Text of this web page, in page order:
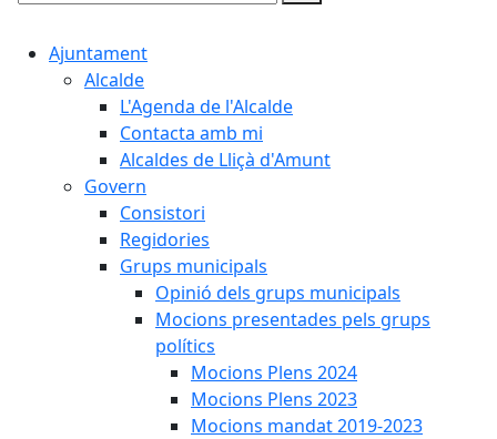
Cercar:
Ajuntament
Alcalde
L'Agenda de l'Alcalde
Contacta amb mi
Alcaldes de Lliçà d'Amunt
Govern
Consistori
Regidories
Grups municipals
Opinió dels grups municipals
Mocions presentades pels grups
polítics
Mocions Plens 2024
Mocions Plens 2023
Mocions mandat 2019-2023